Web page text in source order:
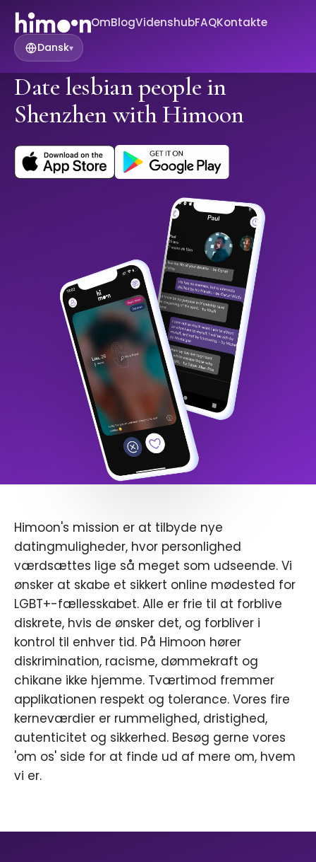
OmBlogVidenshubFAQKontakte
Dansk▾
Date lesbian people in
Shenzhen with Himoon
Himoon's mission er at tilbyde nye
datingmuligheder, hvor personlighed
værdsættes lige så meget som udseende. Vi
ønsker at skabe et sikkert online mødested for
LGBT+-fællesskabet. Alle er frie til at forblive
diskrete, hvis de ønsker det, og forbliver i
kontrol til enhver tid. På Himoon hører
diskrimination, racisme, dømmekraft og
chikane ikke hjemme. Tværtimod fremmer
applikationen respekt og tolerance. Vores fire
kerneværdier er rummelighed, dristighed,
autenticitet og sikkerhed. Besøg gerne vores
'om os' side for at finde ud af mere om, hvem
vi er.